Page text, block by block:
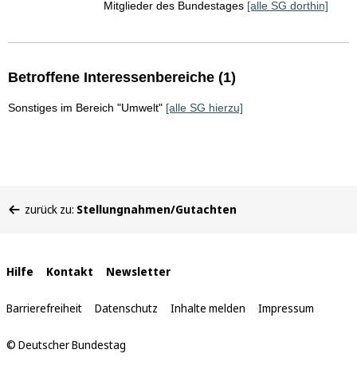
Mitglieder des Bundestages [alle SG dorthin]
Betroffene Interessenbereiche (1)
Sonstiges im Bereich "Umwelt" [alle SG hierzu]
befinden
zurück zu: Stellungnahmen/Gutachten
Interne
Links
Hilfe Kontakt Newsletter
Barrierefreiheit Datenschutz Inhalte melden Impressum
© Deutscher Bundestag